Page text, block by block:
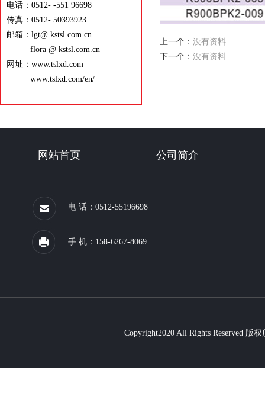
电话：0512- -551 96698
传真：0512- 50393923
邮箱：lgt@ kstsl.com.cn
flora @ kstsl.com.cn
网址：www.tslxd.com
www.tslxd.com/en/
上一个： 没有资料
下一个： 没有资料
网站首页 公司简介
电 话：0512-55196698
手 机：158-6267-8069
Copyright2020 All Rights Reserved 版